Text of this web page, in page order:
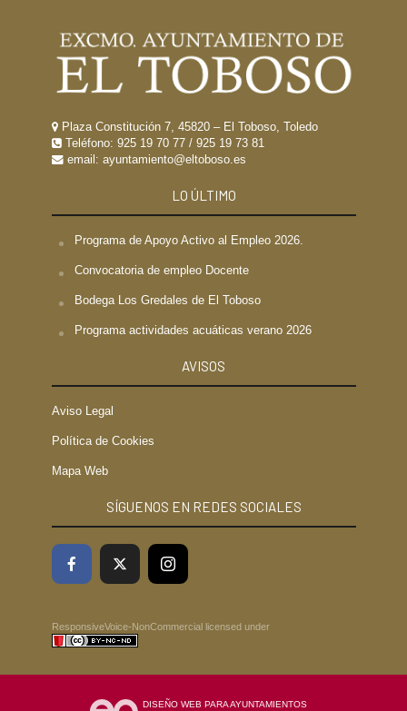
Plaza Constitución 7, 45820 – El Toboso, Toledo
Teléfono: 925 19 70 77/ 925 19 73 81
email: ayuntamiento@eltoboso.es
LO ÚLTIMO
Programa de Apoyo Activo al Empleo 2026.
Convocatoria de empleo Docente
Bodega Los Gredales de El Toboso
Programa actividades acuáticas verano 2026
AVISOS
Aviso Legal
Política de Cookies
Mapa Web
SÍGUENOS EN REDES SOCIALES
ResponsiveVoice-NonCommerciallicensed under
DISEÑO WEB PARA AYUNTAMIENTOS